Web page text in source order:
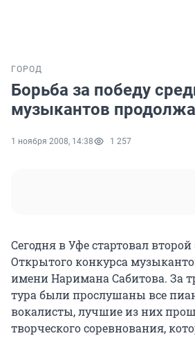
ГОРОД
Борьба за победу
музыкантов
1 ноября 2008, 14:38 1 257
Сегодня в Уфе стартовал второй
Открытого конкурса
имени Наримана Сабитова. За
тура были прослушаны все
вокалисты, лучшие из них
творческого соревнования,